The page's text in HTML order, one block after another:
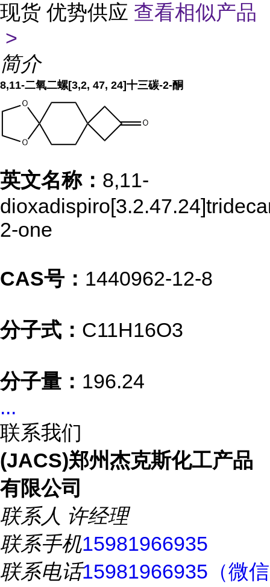
现货 优势供应 查看相似产品
>
简介
8,11-二氧二螺[3,2, 47, 24]十三碳-2-酮
英文名称： 8,11-
2-one
CAS号： 1440962-12-8
分子式： C11H16O3
分子量： 196.24
...
联系我们
(JACS)郑州杰克斯化工产品
有限公司
联系人 许经理
联系手机15981966935
联系电话15981966935（微信